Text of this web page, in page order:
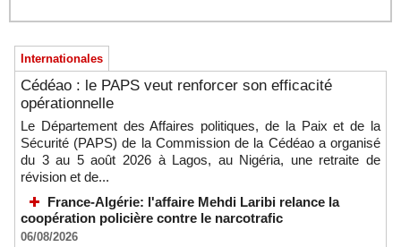
Internationales
Cédéao : le PAPS veut renforcer son efficacité
opérationnelle
Le Département des Affaires politiques, de la Paix et de la
Sécurité (PAPS) de la Commission de la Cédéao a organisé
du 3 au 5 août 2026 à Lagos, au Nigéria, une retraite de
révision et de...
France-Algérie: l'affaire Mehdi Laribi relance la
coopération policière contre le narcotrafic
06/08/2026